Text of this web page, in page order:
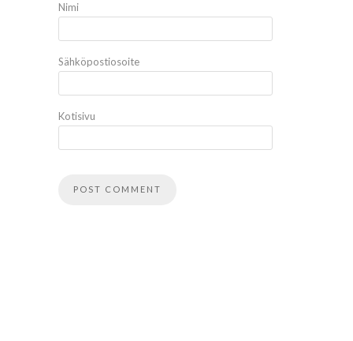
Nimi
Sähköpostiosoite
Kotisivu